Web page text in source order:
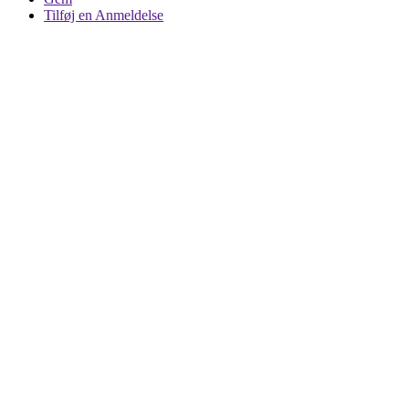
Tilføj en Anmeldelse